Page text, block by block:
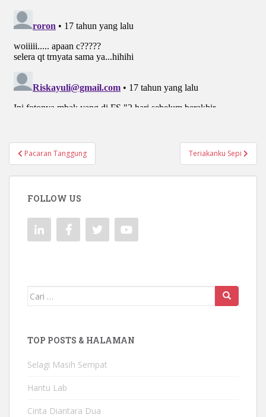
Navigasi
pos
Pacaran Tanggung Teriakanku Sepi
FOLLOW US
Mencari:
TOP POSTS & HALAMAN
Selagi Masih Sempat
Hantu Lab
Cinta Diantara Dua